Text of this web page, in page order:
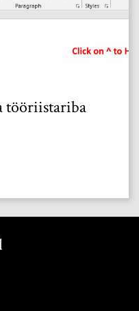
tööriistariba